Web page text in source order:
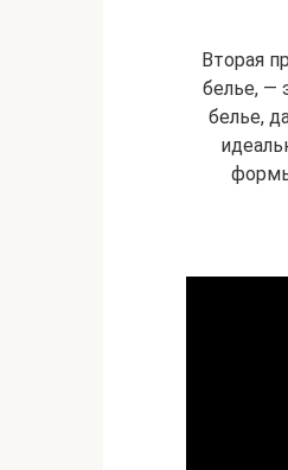
Вторая
белье, —
белье,